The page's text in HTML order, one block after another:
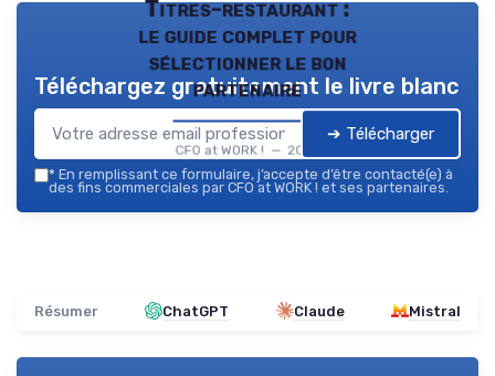
Titres-restaurant :
le guide complet pour
sélectionner le bon
partenaire
CFO at WORK ! — 2026
Téléchargez gratuitement le livre blanc
➔ Télécharger
* En remplissant ce formulaire, j’accepte d’être contacté(e) à
des fins commerciales par CFO at WORK ! et ses partenaires.
Résumer ChatGPT Claude Mistral